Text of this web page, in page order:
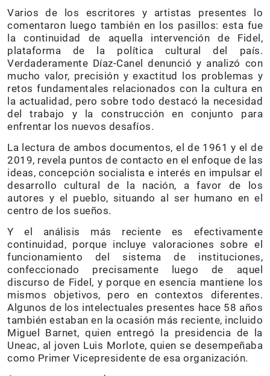
Varios de los escritores y artistas presentes lo
comentaron luego también en los pasillos: esta fue
la continuidad de aquella intervención de Fidel,
plataforma de la política cultural del país.
Verdaderamente Díaz-Canel denunció y analizó con
mucho valor, precisión y exactitud los problemas y
retos fundamentales relacionados con la cultura en
la actualidad, pero sobre todo destacó la necesidad
del trabajo y la construcción en conjunto para
enfrentar los nuevos desafíos.
La lectura de ambos documentos, el de 1961 y el de
2019, revela puntos de contacto en el enfoque de las
ideas, concepción socialista e interés en impulsar el
desarrollo cultural de la nación, a favor de los
autores y el pueblo, situando al ser humano en el
centro de los sueños.
Y el análisis más reciente es efectivamente
continuidad, porque incluye valoraciones sobre el
funcionamiento del sistema de instituciones,
confeccionado precisamente luego de aquel
discurso de Fidel, y porque en esencia mantiene los
mismos objetivos, pero en contextos diferentes.
Algunos de los intelectuales presentes hace 58 años
también estaban en la ocasión más reciente, incluido
Miguel Barnet, quien entregó la presidencia de la
Uneac, al joven Luis Morlote, quien se desempeñaba
como Primer Vicepresidente de esa organización.